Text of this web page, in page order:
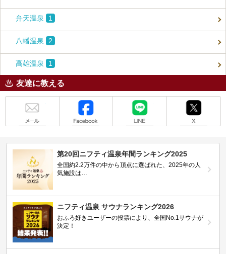
弁天温泉 1
八幡温泉 2
高雄温泉 1
友達に教える
第20回ニフティ温泉年間ランキング2025
全国約2.2万件の中から頂点に選ばれた、2025年の人
気施設は…
ニフティ温泉 サウナランキング2026
おふろ好きユーザーの投票により、全国No.1サウナが
決定！